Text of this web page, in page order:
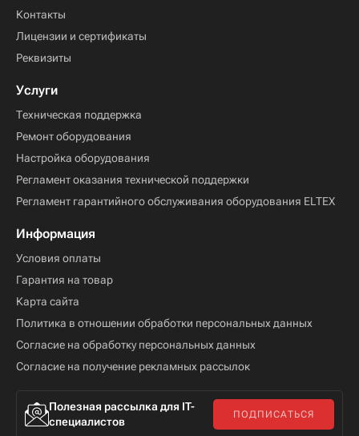
Контакты
Лицензии и сертификаты
Реквизиты
Услуги
Техническая поддержка
Ремонт оборудования
Настройка оборудования
Регламент оказания технической поддержки
Регламент гарантийного обслуживания оборудования ELTEX
Информация
Условия оплаты
Гарантия на товар
Карта сайта
Политика в отношении обработки персональных данных
Согласие на обработку персональных данных
Согласие на получение рекламных рассылок
Полезная рассылка для IT-
специалистов
ПОДПИСАТЬСЯ